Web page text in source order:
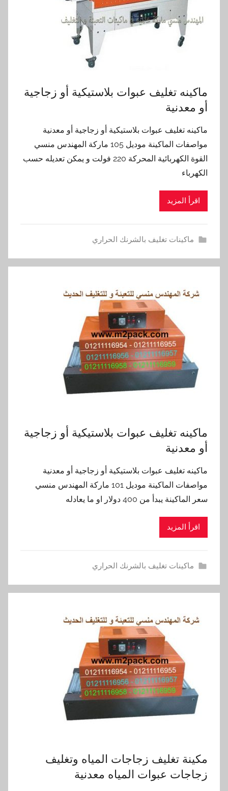
ماكينه تغليف عبوات بلاستيكية أو زجاجية
أو معدنية
ماكينه تغليف عبوات بلاستيكية أو زجاجية أو معدنية
مواصفات الماكينة موديل 105 ماركة المهندس منسي
القوة الكهربائية المحركة 220 فولت و يمكن تعديله حسب
الكهرباء
اقرأ المزيد
ماكينات تغليف بالشرنك الحراري
ماكينه تغليف عبوات بلاستيكية أو زجاجية
أو معدنية
ماكينه تغليف عبوات بلاستيكية أو زجاجية أو معدنية
مواصفات الماكينة موديل 101 ماركة المهندس منسي
سعر الماكينة يبدأ من 400 دولار او ما يعادله
اقرأ المزيد
ماكينات تغليف بالشرنك الحراري
مكينة تغليف زجاجات المياه وتغليف
زجاجات عبوات المياه معدنية